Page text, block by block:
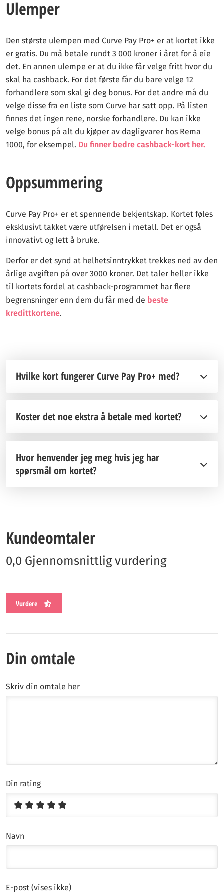
Ulemper
Den største ulempen med Curve Pay Pro+ er at kortet ikke
er gratis. Du må betale rundt 3 000 kroner i året for å eie
det. En annen ulempe er at du ikke får velge fritt hvor du
skal ha cashback. For det første får du bare velge 12
forhandlere som skal gi deg bonus. For det andre må du
velge disse fra en liste som Curve har satt opp. På listen
finnes det ingen rene, norske forhandlere. Du kan ikke
velge bonus på alt du kjøper av dagligvarer hos Rema
1000, for eksempel. Du finner bedre cashback-kort her.
Oppsummering
Curve Pay Pro+ er et spennende bekjentskap. Kortet føles
eksklusivt takket være utførelsen i metall. Det er også
innovativt og lett å bruke.
Derfor er det synd at helhetsinntrykket trekkes ned av den
årlige avgiften på over 3000 kroner. Det taler heller ikke
til kortets fordel at cashback-programmet har flere
begrensninger enn dem du får med de beste
kredittkortene.
Hvilke kort fungerer Curve Pay Pro+ med?
Koster det noe ekstra å betale med kortet?
Hvor henvender jeg meg hvis jeg har
spørsmål om kortet?
Kundeomtaler
0,0 Gjennomsnittlig vurdering
Vurdere
Din omtale
Skriv din omtale her
Din rating
Navn
E-post (vises ikke)